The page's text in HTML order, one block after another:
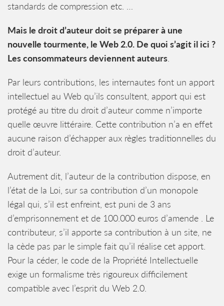
standards de compression etc. …
Mais le droit d’auteur doit se préparer à une
nouvelle tourmente, le Web 2.0. De quoi s’agit il ici ?
Les consommateurs deviennent auteurs
Par leurs contributions, les internautes font un apport
intellectuel au Web qu’ils consultent, apport qui est
protégé au titre du droit d’auteur comme n’importe
quelle œuvre littéraire. Cette contribution n’a en effet
aucune raison d’échapper aux règles traditionnelles du
droit d’auteur.
Autrement dit, l’auteur de la contribution dispose, en
l’état de la Loi, sur sa contribution d’un monopole
légal qui, s’il est enfreint, est puni de 3 ans
d’emprisonnement et de 100.000 euros d’amende . Le
contributeur, s’il apporte sa contribution à un site, ne
la cède pas par le simple fait qu’il réalise cet apport.
Pour la céder, le code de la Propriété Intellectuelle
exige un formalisme très rigoureux difficilement
compatible avec l’esprit du Web 2.0.